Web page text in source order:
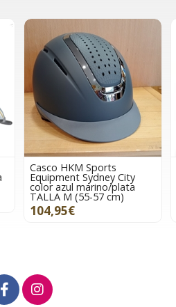
Redecilla para el pelo HKM
Sports Equipment azul
marino con brillantes
sintéticos
8,95€